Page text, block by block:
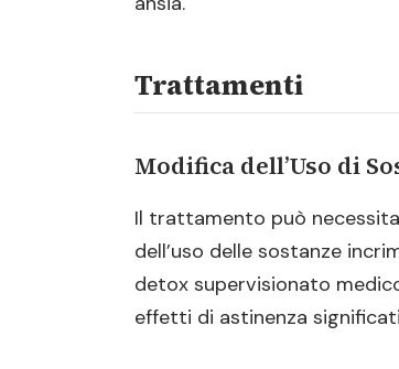
Trattamenti
Modifica dell’Uso di
Il trattamento può
dell’uso delle sostanze
detox supervisionato
effetti di astinenza